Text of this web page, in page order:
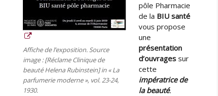
Affiche de l’exposition. Source
image : [Réclame Clinique de
beauté Helena Rubinstein] in « La
parfumerie moderne », vol. 23-24,
1930.
pôle Pharmacie
de la BIU santé
vous propose
une
présentation
d’ouvrages sur
cette
impératrice de
la beauté.